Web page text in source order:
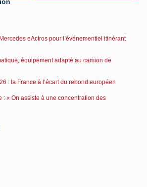
eActros pour l’événementiel itinérant
équipement adapté au camion de
: la France à l’écart du rebond européen
: « On assiste à une concentration des